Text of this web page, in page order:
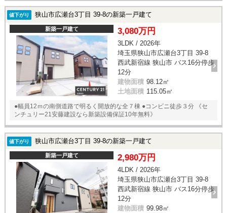
値下がり 狭山市広瀬台3丁目 39-8の新築一戸建て
新築一戸建て 3,080万円
3LDK / 2026年
埼玉県狭山市広瀬台3丁目 39-8
西武新宿線 狭山市 バス16分停歩
12分
建物面積 98.12㎡
土地面積 115.05㎡
●幅員12ｍの南側道路で明るく開放的な全７棟 ●コンビニ徒歩３分 《セ
ンチュリー21安藤建設なら新築設備保証10年無料》
値下がり 狭山市広瀬台3丁目 39-8の新築一戸建て
新築一戸建て 2,980万円
4LDK / 2026年
埼玉県狭山市広瀬台3丁目 39-8
西武新宿線 狭山市 バス16分停歩
12分
建物面積 99.98㎡